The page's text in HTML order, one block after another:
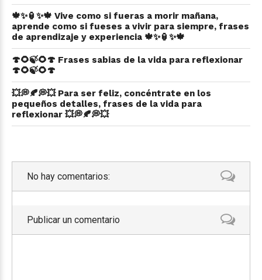
🍁✨🏮✨🍁 Vive como si fueras a morir mañana,
aprende como si fueses a vivir para siempre, frases
de aprendizaje y experiencia 🍁✨🏮✨🍁
🍄🌻🍃🌻🍄 Frases sabias de la vida para reflexionar
🍄🌻🍃🌻🍄
💥💭🍂💭💥 Para ser feliz, concéntrate en los
pequeños detalles, frases de la vida para
reflexionar 💥💭🍂💭💥
No hay comentarios:
Publicar un comentario